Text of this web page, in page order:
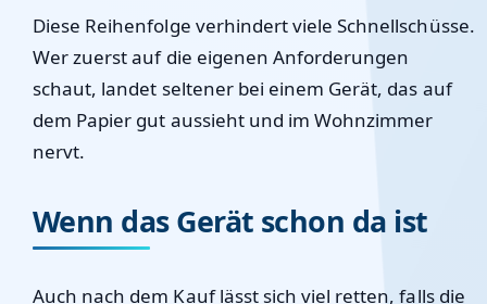
Diese Reihenfolge verhindert viele Schnellschüsse.
Wer zuerst auf die eigenen Anforderungen
schaut, landet seltener bei einem Gerät, das auf
dem Papier gut aussieht und im Wohnzimmer
nervt.
Wenn das Gerät schon da ist
Auch nach dem Kauf lässt sich viel retten, falls die